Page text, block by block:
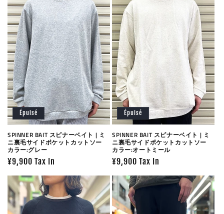
Épuisé
SPINNER BAIT スピナーベイト | ミ
ニ裏毛サイドポケットカットソー
カラー:グレー
Prix
¥9,900 Tax In
Épuisé
SPINNER BAIT スピナーベイト | ミ
ニ裏毛サイドポケットカットソー
カラー:オートミール
Prix
¥9,900 Tax In